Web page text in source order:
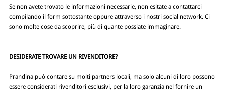
Se non avete trovato le informazioni necessarie, non esitate a contattarci
compilando il form sottostante oppure attraverso i nostri social network. Ci
sono molte cose da scoprire, più di quante possiate immaginare.
DESIDERATE TROVARE UN RIVENDITORE?
Prandina può contare su molti partners locali, ma solo alcuni di loro possono
essere considerati rivenditori esclusivi, per la loro garanzia nel fornire un